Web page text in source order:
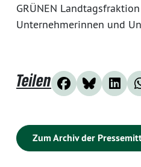
GRÜNEN
Unternehmerinnen und
Teilen
Zum Archiv der